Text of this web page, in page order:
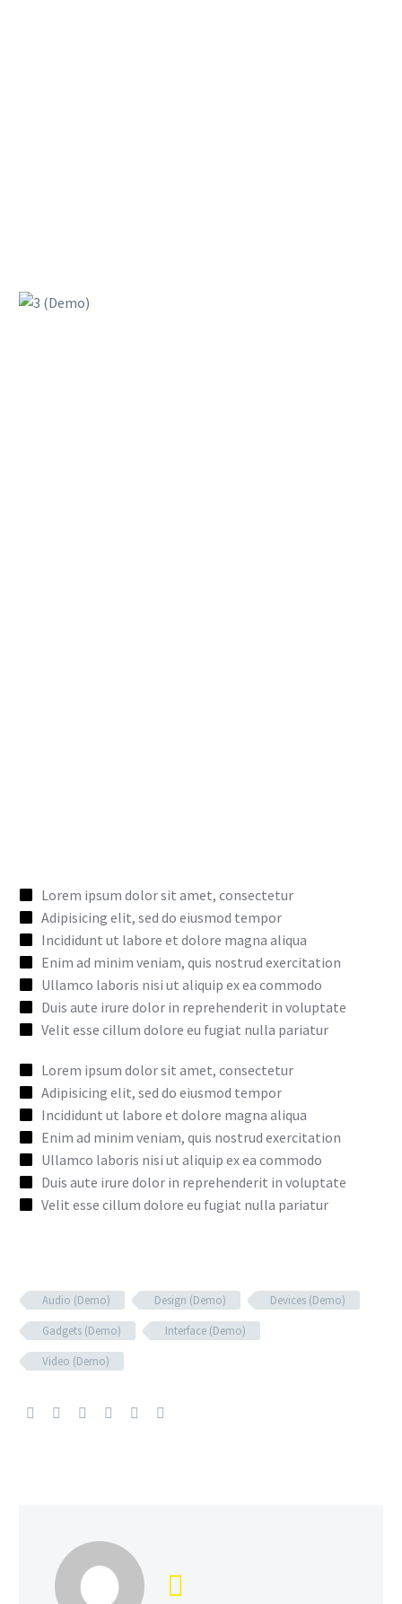
Lorem ipsum dolor sit amet, consectetur
Adipisicing elit, sed do eiusmod tempor
Incididunt ut labore et dolore magna aliqua
Enim ad minim veniam, quis nostrud exercitation
Ullamco laboris nisi ut aliquip ex ea commodo
Duis aute irure dolor in reprehenderit in voluptate
Velit esse cillum dolore eu fugiat nulla pariatur
Lorem ipsum dolor sit amet, consectetur
Adipisicing elit, sed do eiusmod tempor
Incididunt ut labore et dolore magna aliqua
Enim ad minim veniam, quis nostrud exercitation
Ullamco laboris nisi ut aliquip ex ea commodo
Duis aute irure dolor in reprehenderit in voluptate
Velit esse cillum dolore eu fugiat nulla pariatur
Audio (Demo) Design (Demo)
Devices (Demo)
Gadgets (Demo)
Interface (Demo)
Video (Demo)